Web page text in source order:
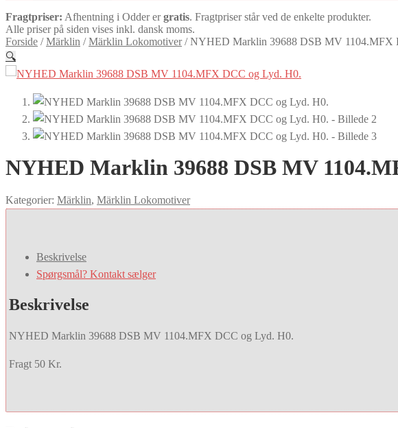
Fragtpriser: Afhentning i Odder ergratis. Fragtpriser står ved de enkelte produkter.
Alle priser på siden vises inkl. dansk moms.
Forside /Märklin /Märklin Lokomotiver/NYHED Marklin 39688 DSB MV 1104.MFX
🔍
NYHED Marklin 39688 DSB MV
Kategorier: Märklin, Märklin Lokomotiver
Beskrivelse
Spørgsmål? Kontakt sælger
Beskrivelse
NYHED Marklin 39688 DSB MV 1104.MFX DCC og Lyd. H0.
Fragt 50 Kr.